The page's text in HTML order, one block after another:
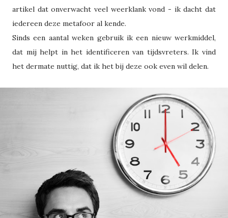
artikel dat onverwacht veel weerklank vond - ik dacht dat
iedereen deze metafoor al kende.
Sinds een aantal weken gebruik ik een nieuw werkmiddel,
dat mij helpt in het identificeren van tijdsvreters. Ik vind
het dermate nuttig, dat ik het bij deze ook even wil delen.